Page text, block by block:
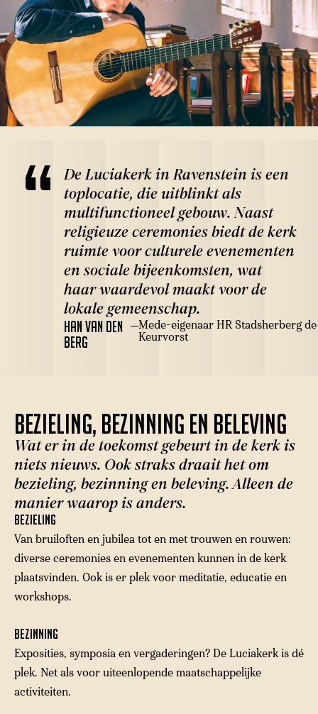
De Luciakerk in Ravenstein is een
toplocatie, die uitblinkt als
multifunctioneel gebouw. Naast
religieuze ceremonies biedt de kerk
ruimte voor culturele evenementen
en sociale bijeenkomsten, wat
haar waardevol maakt voor de
lokale gemeenschap.
Han van den
Berg
Mede-eigenaar HR Stadsherberg de
Keurvorst
Bezieling, Bezinning en Beleving
Wat er in de toekomst gebeurt in de kerk is
niets nieuws. Ook straks draait het om
bezieling, bezinning en beleving. Alleen de
manier waarop is anders.
Bezieling
Van bruiloften en jubilea tot en met trouwen en rouwen:
diverse ceremonies en evenementen kunnen in de kerk
plaatsvinden. Ook is er plek voor meditatie, educatie en
workshops.
Bezinning
Exposities, symposia en vergaderingen? De Luciakerk is dé
plek. Net als voor uiteenlopende maatschappelijke
activiteiten.